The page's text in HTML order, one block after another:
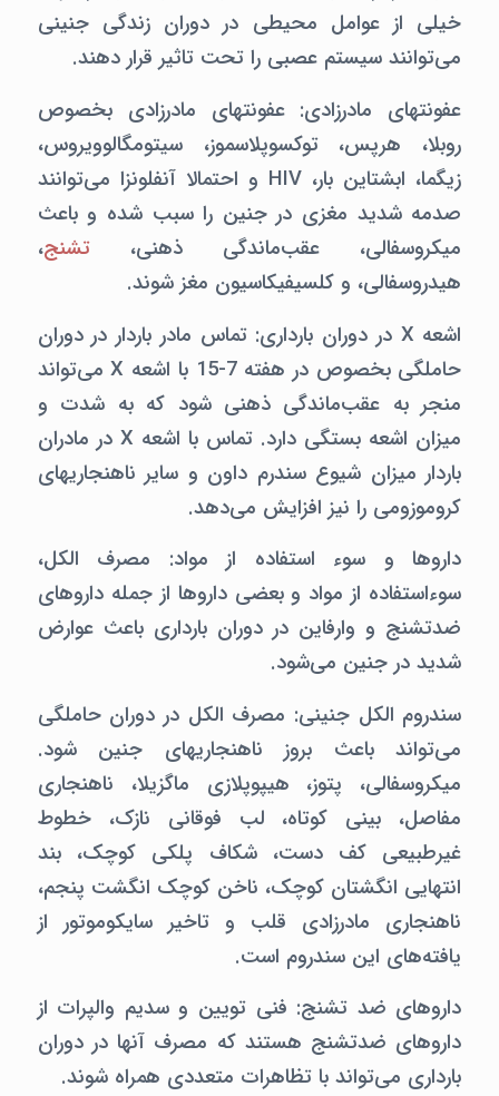
خیلی از عوامل محیطی در دوران زندگی جنینی
می‌توانند سیستم عصبی را تحت تاثیر قرار دهند.
عفونتهای مادرزادی: عفونتهای مادرزادی بخصوص
روبلا، هرپس، توکسوپلاسموز، سیتومگالوویروس،
زیگما، ابشتاین بار، HIV و احتمالا آنفلونزا می‌توانند
صدمه شدید مغزی در جنین را سبب شده و باعث
میکروسفالی،‌ عقب‌ماندگی ذهنی،تشنج،
هیدروسفالی،‌ و کلسیفیکاسیون مغز شوند.
اشعه X در دوران بارداری:‌ تماس مادر باردار در دوران
حاملگی بخصوص در هفته 7-15 با اشعه X می‌تواند
منجر به عقب‌ماندگی ذهنی شود که به شدت و
میزان اشعه بستگی دارد. تماس با اشعه X در مادران
باردار میزان شیوع سندرم داون و سایر ناهنجاریهای
کروموزومی را نیز افزایش می‌دهد.
داروها و سوء استفاده از مواد: مصرف الکل،
سوءاستفاده از مواد و بعضی داروها از جمله داروهای
ضدتشنج و وارفاین در دوران بارداری باعث عوارض
شدید در جنین می‌شود.
سندروم الکل جنینی:‌ مصرف الکل در دوران حاملگی
می‌تواند باعث بروز ناهنجاریهای جنین شود.
میکروسفالی، پتوز،‌ هیپوپلازی ماگزیلا،‌ ناهنجاری
مفاصل، بینی کوتاه، لب فوقانی نازک، خطوط
غیرطبیعی کف دست، شکاف پلکی کوچک، بند
انتهایی انگشتان کوچک،‌ ناخن کوچک انگشت پنجم،
ناهنجاری مادرزادی قلب و تاخیر سایکوموتور از
یافته‌های این سندروم است.
داروهای ضد تشنج:‌ فنی تویین و سدیم والپرات از
داروهای ضدتشنج هستند که مصرف آنها در دوران
بارداری می‌تواند با تظاهرات متعددی همراه شوند.